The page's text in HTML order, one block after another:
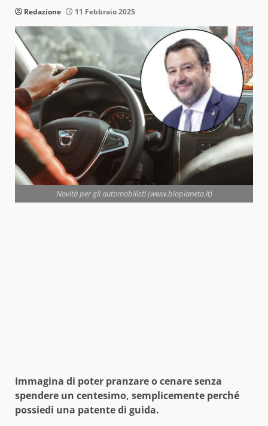
Redazione 11 Febbraio 2025
Novità per gli automobilisti (www.biopianeta.it)
Immagina di poter pranzare o cenare senza
spendere un centesimo, semplicemente perché
possiedi una patente di guida.